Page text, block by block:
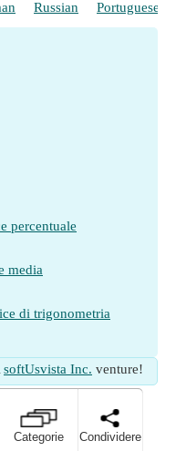
Russian Portuguese
percentuale
media
di trigonometria
softUsvista Inc. venture!
Categorie
Condividere